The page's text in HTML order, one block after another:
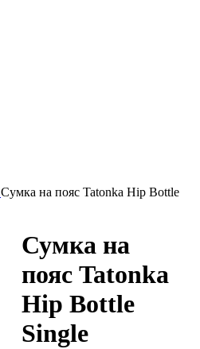
Сумка на пояс Tatonka Hip Bottle
Сумка на
пояс Tatonka
Hip Bottle
Single